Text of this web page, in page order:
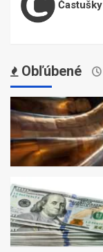
Častušky
Obľúbené